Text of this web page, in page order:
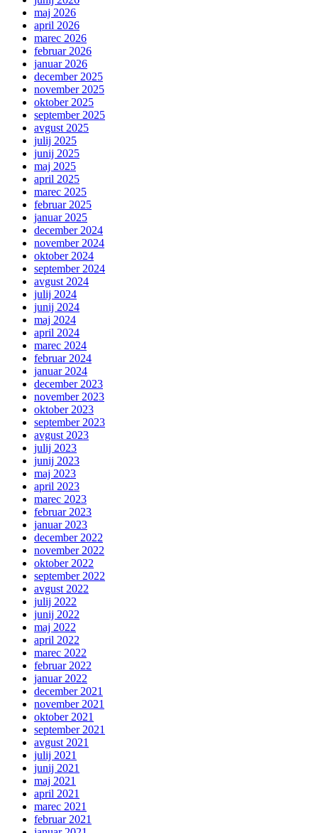
maj 2026
april 2026
marec 2026
februar 2026
januar 2026
december 2025
november 2025
oktober 2025
september 2025
avgust 2025
julij 2025
junij 2025
maj 2025
april 2025
marec 2025
februar 2025
januar 2025
december 2024
november 2024
oktober 2024
september 2024
avgust 2024
julij 2024
junij 2024
maj 2024
april 2024
marec 2024
februar 2024
januar 2024
december 2023
november 2023
oktober 2023
september 2023
avgust 2023
julij 2023
junij 2023
maj 2023
april 2023
marec 2023
februar 2023
januar 2023
december 2022
november 2022
oktober 2022
september 2022
avgust 2022
julij 2022
junij 2022
maj 2022
april 2022
marec 2022
februar 2022
januar 2022
december 2021
november 2021
oktober 2021
september 2021
avgust 2021
julij 2021
junij 2021
maj 2021
april 2021
marec 2021
februar 2021